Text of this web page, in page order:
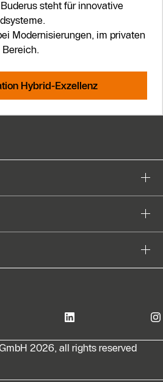
steht für innovative
Modernisierungen, im privaten
Hybrid-Exzellenz
2026, all rights reserved